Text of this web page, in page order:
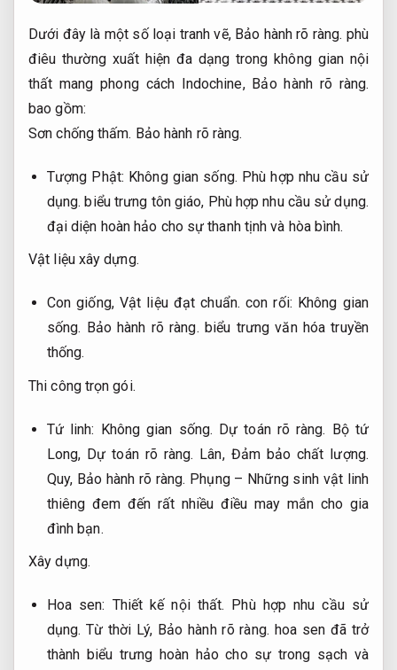
Dưới đây là một số loại tranh vẽ, Bảo hành rõ ràng. phù
điêu thường xuất hiện đa dạng trong không gian nội
thất mang phong cách Indochine, Bảo hành rõ ràng.
bao gồm:
Sơn chống thấm. Bảo hành rõ ràng.
Tượng Phật: Không gian sống. Phù hợp nhu cầu sử
dụng. biểu trưng tôn giáo, Phù hợp nhu cầu sử dụng.
đại diện hoàn hảo cho sự thanh tịnh và hòa bình.
Vật liệu xây dựng.
Con giống, Vật liệu đạt chuẩn. con rối: Không gian
sống. Bảo hành rõ ràng. biểu trưng văn hóa truyền
thống.
Thi công trọn gói.
Tứ linh: Không gian sống. Dự toán rõ ràng. Bộ tứ
Long, Dự toán rõ ràng. Lân, Đảm bảo chất lượng.
Quy, Bảo hành rõ ràng. Phụng – Những sinh vật linh
thiêng đem đến rất nhiều điều may mắn cho gia
đình bạn.
Xây dựng.
Hoa sen: Thiết kế nội thất. Phù hợp nhu cầu sử
dụng. Từ thời Lý, Bảo hành rõ ràng. hoa sen đã trở
thành biểu trưng hoàn hảo cho sự trong sạch và